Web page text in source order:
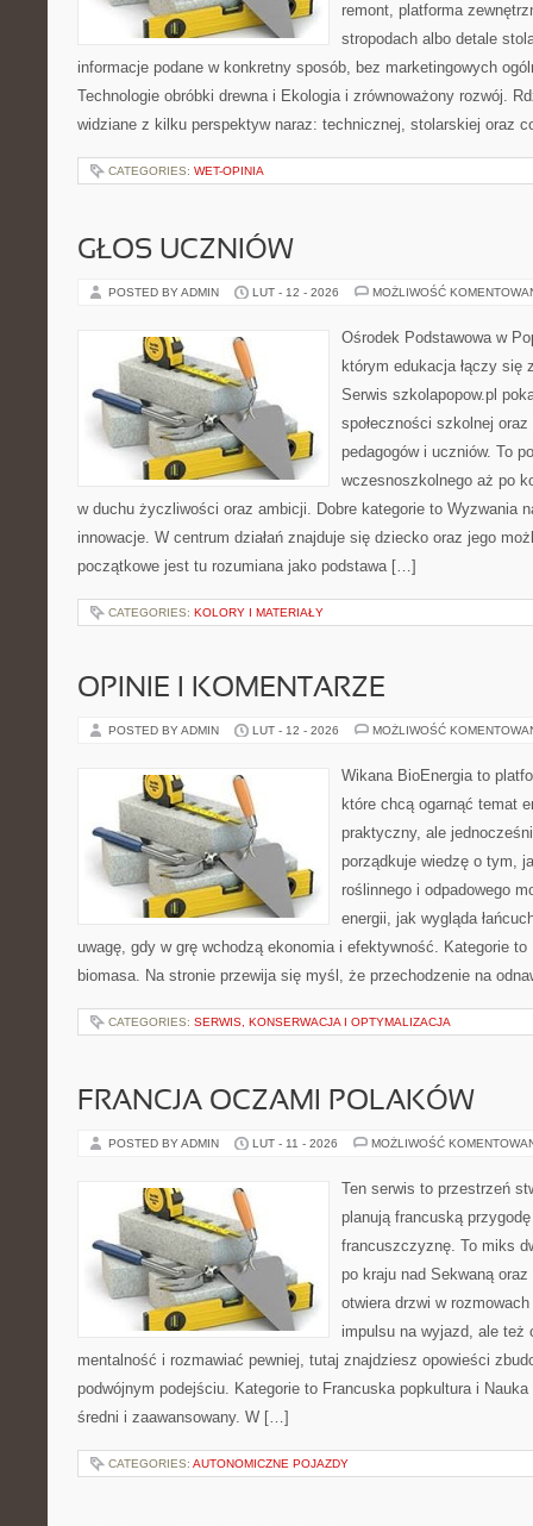
remont, platforma
stropodach albo detale
informacje podane w konkretny sposób, bez marketingowych
Technologie obróbki drewna i Ekologia i zrównoważony rozwój.
widziane z kilku perspektyw naraz: technicznej, stolarskiej oraz
CATEGORIES: WET-OPINIA
GŁOS UCZNIÓW
POSTED BY ADMIN LUT - 12 - 2026 MOŻLIWOŚĆ
Ośrodek Podstawowa w
którym edukacja łączy się
Serwis szkolapopow.pl
społeczności szkolnej
pedagogów i uczniów. To
wczesnoszkolnego aż po
w duchu życzliwości oraz ambicji. Dobre kategorie to Wyzwania
innowacje. W centrum działań znajduje się dziecko oraz jego
początkowe jest tu rozumiana jako podstawa […]
CATEGORIES: KOLORY I MATERIAŁY
OPINIE I KOMENTARZE
POSTED BY ADMIN LUT - 12 - 2026 MOŻLIWOŚĆ
Wikana BioEnergia to
które chcą ogarnąć temat
praktyczny, ale
porządkuje wiedzę o tym,
roślinnego i odpadowego
energii, jak wygląda
uwagę, gdy w grę wchodzą ekonomia i efektywność. Kategorie to
biomasa. Na stronie przewija się myśl, że przechodzenie na
CATEGORIES: SERWIS, KONSERWACJA I OPTYMALIZACJA
FRANCJA OCZAMI POLAKÓW
POSTED BY ADMIN LUT - 11 - 2026 MOŻLIWOŚĆ
Ten serwis to przestrzeń
planują francuską
francuszczyznę. To miks
po kraju nad Sekwaną
otwiera drzwi w
impulsu na wyjazd, ale też
mentalność i rozmawiać pewniej, tutaj znajdziesz opowieści
podwójnym podejściu. Kategorie to Francuska popkultura i
średni i zaawansowany. W […]
CATEGORIES: AUTONOMICZNE POJAZDY